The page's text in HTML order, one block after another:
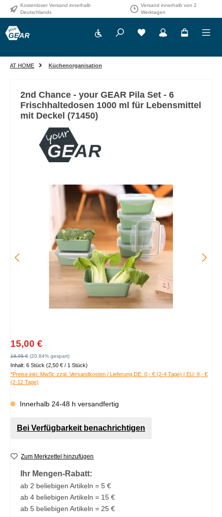
Zum Hauptinhalt springen
Kostenloser Versand innerhalb
Deutschlands
Versand innerhalb von 2
Werktagen
Werkzeugleiste anzeigen
AT HOME Küchenorganisation
2nd Chance - your GEAR Pila Set - 6
Frischhaltedosen 1000 ml für Lebensmittel
mit Deckel (71450)
Bildergalerie überspringen
Verkaufspreis:
15,00 €
Regulärer Preis:
18,95 € (20.84% gespart)
Inhalt: 6 Stück (2,50 € / 1 Stück)
*Preise inkl. MwSt. zzgl. Versandkosten / Lieferung DE: 0,- € (2-4 Tage) | EU: 9,- €
(2-12 Tage)
Innerhalb 24-48 h versandfertig
Bei Verfügbarkeit benachrichtigen
Zum Merkzettel hinzufügen
Ihr Mengen-Rabatt:
ab 2 beliebigen Artikeln = 5 €
ab 4 beliebigen Artikeln = 15 €
ab 5 beliebigen Artikeln = 25 €